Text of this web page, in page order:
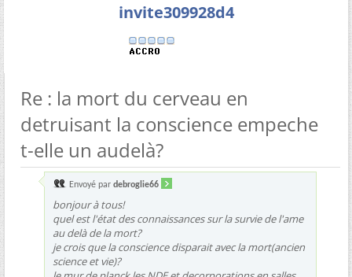
invite309928d4
Re : la mort du cerveau en
detruisant la conscience empeche
t-elle un audelà?
Envoyé par debroglie66
bonjour à tous!
quel est l'état des connaissances sur la survie de l'ame
au delà de la mort?
je crois que la conscience disparait avec la mort(ancien
science et vie)?